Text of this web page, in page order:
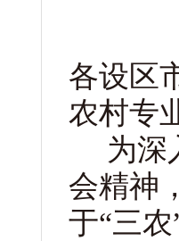
各设区
农村专
为深
会精神
于“三